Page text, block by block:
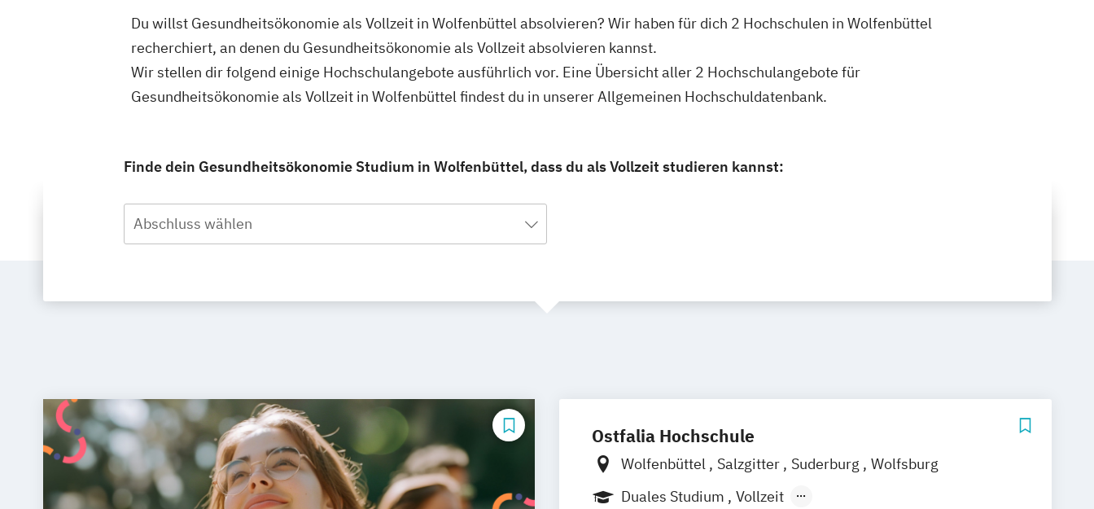
Du willst Gesundheitsökonomie als Vollzeit in Wolfenbüttel absolvieren? Wir haben für dich 2 Hochschulen in Wolfenbüttel
recherchiert, an denen du Gesundheitsökonomie als Vollzeit absolvieren kannst.
Wir stellen dir folgend einige Hochschulangebote ausführlich vor. Eine Übersicht aller 2 Hochschulangebote für
Gesundheitsökonomie als Vollzeit in Wolfenbüttel findest du in unserer Allgemeinen Hochschuldatenbank.
Finde dein Gesundheitsökonomie Studium in Wolfenbüttel, dass du als Vollzeit studieren kannst:
Abschluss wählen
Ostfalia Hochschule
Wolfenbüttel Salzgitter Suderburg
Wolfsburg
Duales Studium
Vollzeit